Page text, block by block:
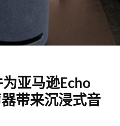
亚马逊Echo
带来沉浸式音